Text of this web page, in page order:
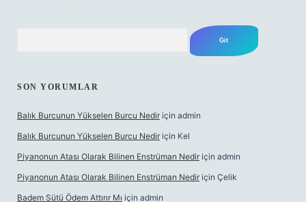
SON YORUMLAR
Balık Burcunun Yükselen Burcu Nedir için admin
Balık Burcunun Yükselen Burcu Nedir için Kel
Piyanonun Atası Olarak Bilinen Enstrüman Nedir için admin
Piyanonun Atası Olarak Bilinen Enstrüman Nedir için Çelik
Badem Sütü Ödem Attırır Mı için admin